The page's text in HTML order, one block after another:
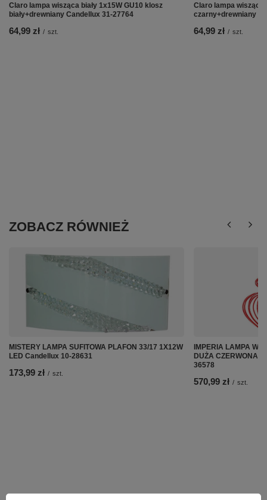
Claro lampa wisząca biały 1x15W GU10 klosz
biały+drewniany Candellux 31-27764
64,99 zł / szt.
Claro lampa wisząca
czarny+drewniany
64,99 zł / szt.
ZOBACZ RÓWNIEŻ
MISTERY LAMPA SUFITOWA PLAFON 33/17 1X12W
LED Candellux 10-28631
173,99 zł / szt.
IMPERIA LAMPA
DUŻA CZERWONA
36578
570,99 zł / szt.